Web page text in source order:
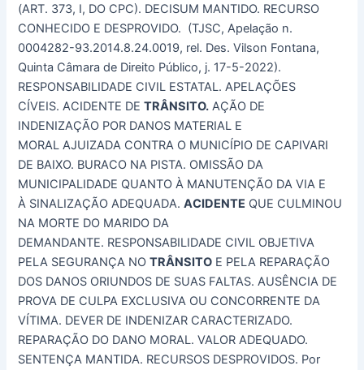
(ART. 373, I, DO CPC). DECISUM MANTIDO. RECURSO
CONHECIDO E DESPROVIDO. (TJSC, Apelação n.
0004282-93.2014.8.24.0019, rel. Des. Vilson Fontana,
Quinta Câmara de Direito Público, j. 17-5-2022).
RESPONSABILIDADE CIVIL ESTATAL. APELAÇÕES
CÍVEIS. ACIDENTE DETRÂNSITO. AÇÃO DE
INDENIZAÇÃO POR DANOS MATERIAL E
MORAL AJUIZADA CONTRA O MUNICÍPIO DE CAPIVARI
DE BAIXO. BURACO NA PISTA. OMISSÃO DA
MUNICIPALIDADE QUANTO À MANUTENÇÃO DA VIA E
À SINALIZAÇÃO ADEQUADA.ACIDENTE QUE CULMINOU
NA MORTE DO MARIDO DA
DEMANDANTE. RESPONSABILIDADE CIVIL OBJETIVA
PELA SEGURANÇA NOTRÂNSITO E PELA REPARAÇÃO
DOS DANOS ORIUNDOS DE SUAS FALTAS. AUSÊNCIA DE
PROVA DE CULPA EXCLUSIVA OU CONCORRENTE DA
VÍTIMA. DEVER DE INDENIZAR CARACTERIZADO.
REPARAÇÃO DO DANO MORAL. VALOR ADEQUADO.
SENTENÇA MANTIDA. RECURSOS DESPROVIDOS. Por